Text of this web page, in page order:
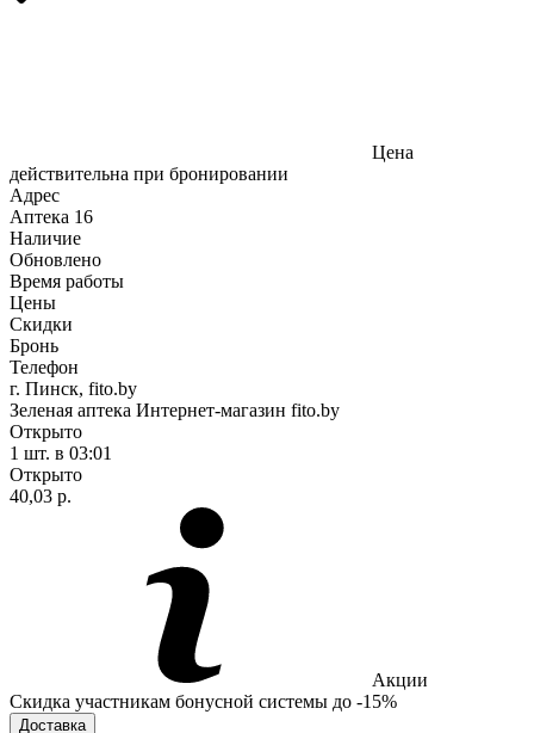
Цена
действительна при бронировании
Адрес
Аптека 16
Наличие
Обновлено
Время работы
Цены
Скидки
Бронь
Телефон
г. Пинск, fito.by
Зеленая аптека Интернет-магазин fito.by
Открыто
1 шт. в 03:01
Открыто
40,03 р.
Акции
Скидка участникам бонусной системы до -15%
Доставка